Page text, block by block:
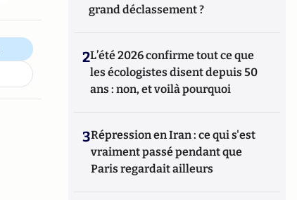
grand déclassement ?
2L’été 2026 confirme tout ce que
les écologistes disent depuis 50
ans : non, et voilà pourquoi
3Répression en Iran : ce qui s'est
vraiment passé pendant que
Paris regardait ailleurs